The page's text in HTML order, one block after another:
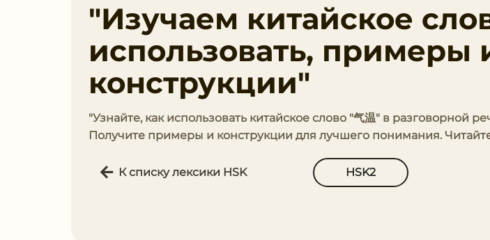
"Изучаем китайское
использовать, примеры
конструкции"
"Узнайте, как использовать китайское слово "气温" в разговорной
Получите примеры и конструкции для лучшего понимания.
К списку лексики HSK HSK2